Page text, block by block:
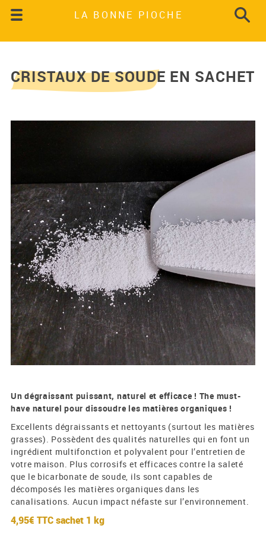
LA BONNE PIOCHE
CRISTAUX DE SOUDE EN SACHET
Un dégraissant puissant, naturel et efficace ! The must-
have naturel pour dissoudre les matières organiques !
Excellents dégraissants et nettoyants (surtout les matières
grasses). Possèdent des qualités naturelles qui en font un
ingrédient multifonction et polyvalent pour l’entretien de
votre maison. Plus corrosifs et efficaces contre la saleté
que le bicarbonate de soude, ils sont capables de
décomposés les matières organiques dans les
canalisations. Aucun impact néfaste sur l’environnement. ​
4,95€ TTCsachet 1 kg